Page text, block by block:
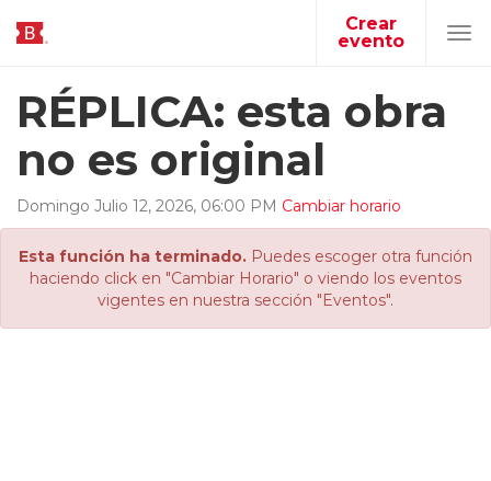
Crear
evento
RÉPLICA: esta obra
no es original
Domingo Julio 12, 2026, 06:00 PM Cambiar horario
Esta función ha terminado. Puedes escoger otra función
haciendo click en "Cambiar Horario" o viendo los eventos
vigentes en nuestra sección "Eventos".